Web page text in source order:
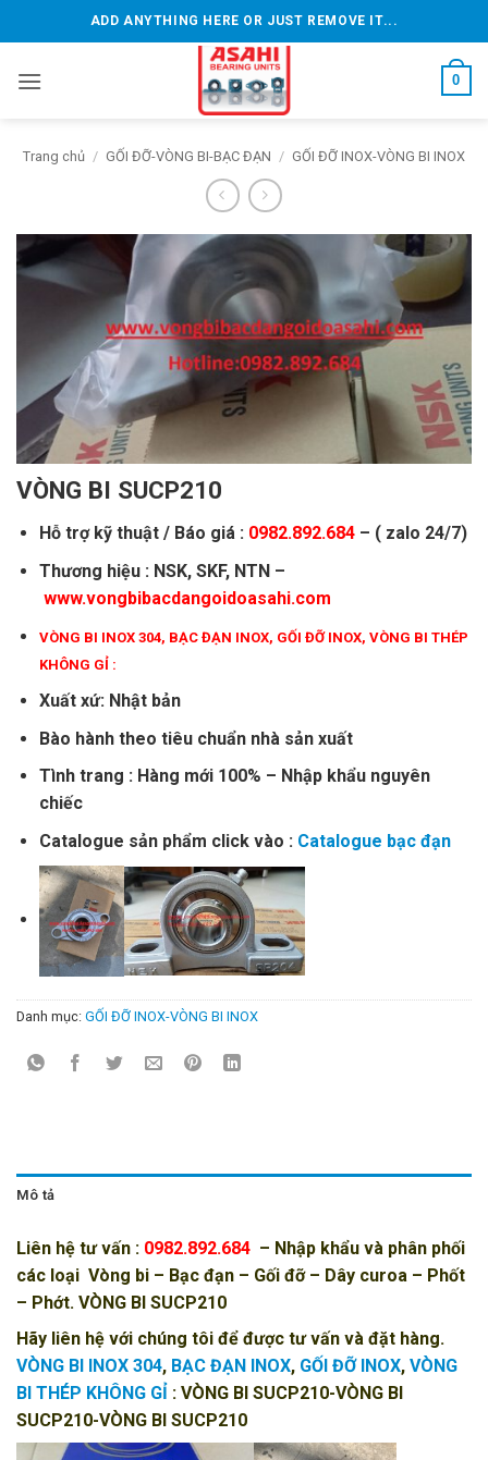
qua
dung
ADD ANYTHING HERE OR JUST REMOVE IT...
0
Trang chủ / GỐI ĐỠ-VÒNG BI-BẠC ĐẠN / GỐI ĐỠ INOX-VÒNG BI INOX
VÒNG BI SUCP210
Hỗ trợ kỹ thuật / Báo giá : 0982.892.684 – ( zalo 24/7)
Thương hiệu : NSK, SKF, NTN –
www.vongbibacdangoidoasahi.com
VÒNG BI INOX 304, BẠC ĐẠN INOX, GỐI ĐỠ INOX, VÒNG BI THÉP
KHÔNG GỈ:
Xuất xứ: Nhật bản
Bào hành theo tiêu chuẩn nhà sản xuất
Tình trang : Hàng mới 100% – Nhập khẩu nguyên
chiếc
Catalogue sản phẩm click vào : Catalogue bạc đạn
Danh mục: GỐI ĐỠ INOX-VÒNG BI INOX
Mô tả
Liên hệ tư vấn : 0982.892.684 – Nhập khẩu và phân phối
các loại Vòng bi – Bạc đạn – Gối đỡ– Dây curoa – Phốt
– Phớt. VÒNG BI SUCP210
Hãy liên hệ với chúng tôi để được tư vấn và đặt hàng.
VÒNG BI INOX 304, BẠC ĐẠN INOX, GỐI ĐỠ INOX, VÒNG
BI THÉP KHÔNG GỈ : VÒNG BI SUCP210-VÒNG BI
SUCP210-VÒNG BI SUCP210